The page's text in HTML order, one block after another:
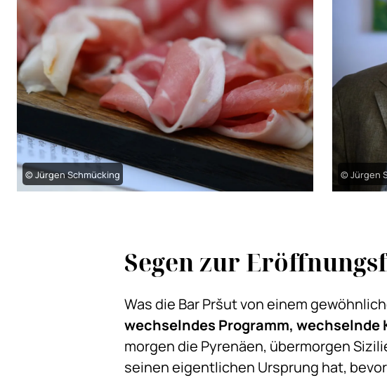
© Jürgen Schmücking © Jürgen
Segen zur
Was die Bar Pršut von einem
wechselndes Programm,
morgen die Pyrenäen, übermorgen
seinen eigentlichen Ursprung hat,